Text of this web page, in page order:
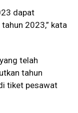
dapat
2023,” kata
telah
tahun
tiket pesawat